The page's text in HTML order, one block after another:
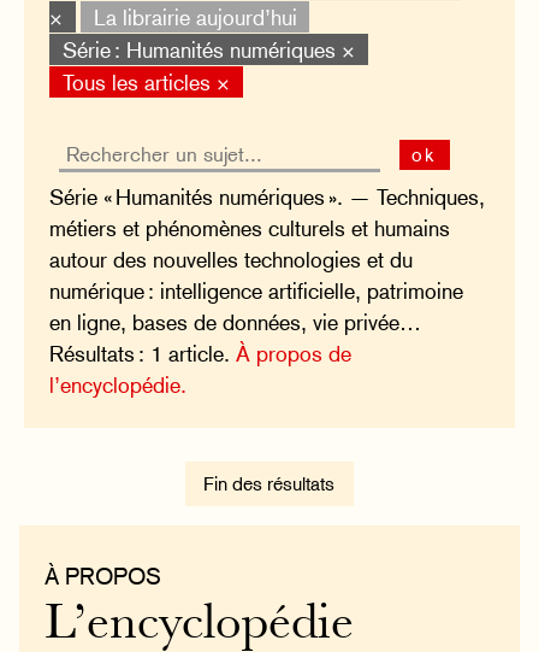
×
La librairie aujourd’hui
Série : Humanités numériques ×
Tous les articles ×
ok
Série « Humanités numériques ». — Techniques,
métiers et phénomènes culturels et humains
autour des nouvelles technologies et du
numérique : intelligence artificielle, patrimoine
en ligne, bases de données, vie privée…
Résultats : 1 article.À propos de
l’encyclopédie.
Fin des résultats
À PROPOS
L’encyclopédie